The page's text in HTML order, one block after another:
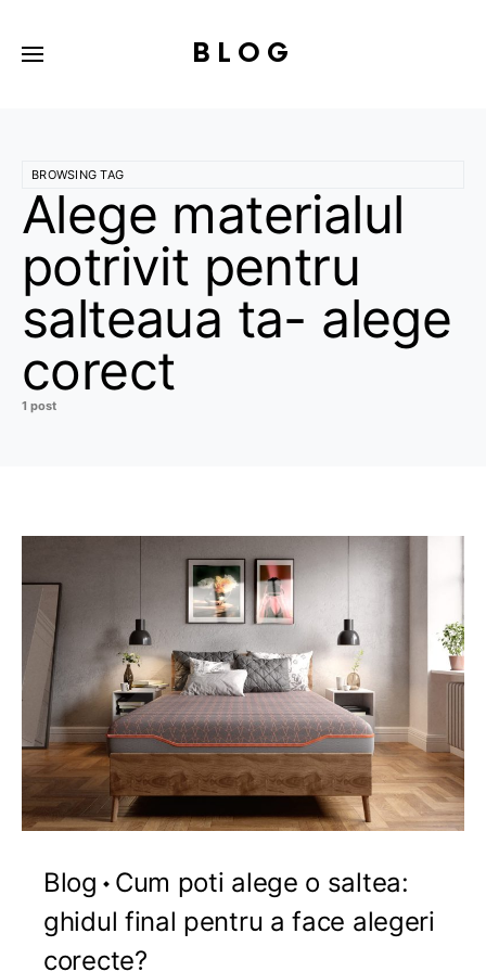
BLOG
BROWSING TAG
Alege materialul
potrivit pentru
salteaua ta- alege
corect
1 post
Blog
Cum poti alege o saltea:
ghidul final pentru a face alegeri
corecte?